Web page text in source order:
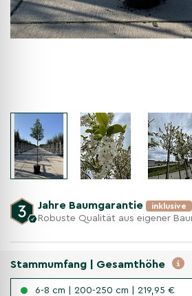
Jahre Baumgarantie inklusive
Robuste Qualität aus eigener
Stammumfang | Gesamthöhe
6-8 cm | 200-250 cm | 219,95 €